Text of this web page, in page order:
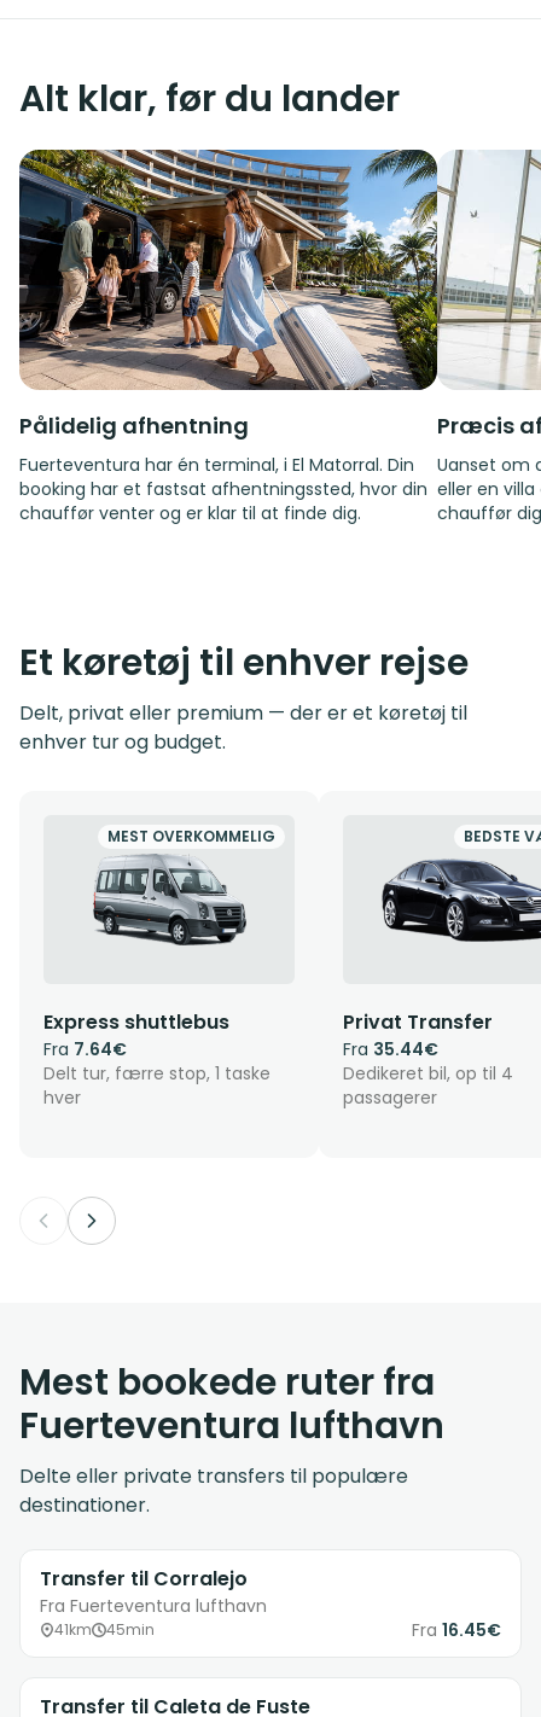
Alt klar, før du lander
Pålidelig afhentning
Fuerteventura har én terminal, i El Matorral. Din
booking har et fastsat afhentningssted, hvor din
chauffør venter og er klar til at finde dig.
Præcis
Uanset om
eller en
chauffør
Et køretøj til enhver rejse
Delt, privat eller premium — der er et køretøj til
enhver tur og budget.
MEST OVERKOMMELIG
Express shuttlebus
Fra 7.64€
Delt tur, færre stop, 1 taske
hver
BEDSTE
Privat Transfer
Fra 35.44€
Dedikeret bil, op til 4
passagerer
Mest bookede ruter fra
Fuerteventura lufthavn
Delte eller private transfers til populære
destinationer.
Transfer til Corralejo
Fra Fuerteventura lufthavn
41km 45min Fra 16.45€
Transfer til Caleta de Fuste